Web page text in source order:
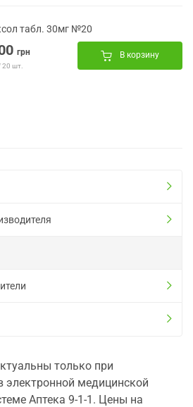
табл. 30мг №20
грн
20 шт.
В корзину
только при
электронной медицинской
Аптека 9-1-1. Цены на